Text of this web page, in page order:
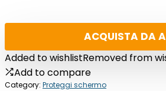
ACQUISTA DA
Added to wishlistRemoved from
Add to compare
Category: Proteggi schermo